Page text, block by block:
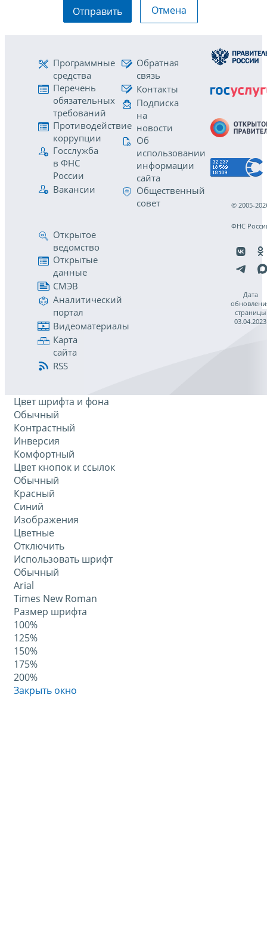
Отправить Отмена
Программные
средства
Перечень
обязательных
требований
Противодействие
коррупции
Госслужба
в ФНС
России
Вакансии
Обратная
связь
Контакты
Подписка
на
новости
Об
использовании
информации
сайта
Общественный
совет
Открытое
ведомство
Открытые
данные
СМЭВ
Аналитический
портал
Видеоматериалы
Карта
сайта
RSS
© 2005-
ФНС
Дата
страницы
03.04.2023
Цвет шрифта и фона
Обычный
Контрастный
Инверсия
Комфортный
Цвет кнопок и ссылок
Обычный
Красный
Синий
Изображения
Цветные
Отключить
Использовать шрифт
Обычный
Arial
Times New Roman
Размер шрифта
100%
125%
150%
175%
200%
Закрыть окно